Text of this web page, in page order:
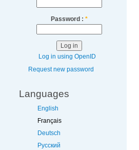
Password : *
Log in using OpenID
Request new password
Languages
English
Français
Deutsch
Русский